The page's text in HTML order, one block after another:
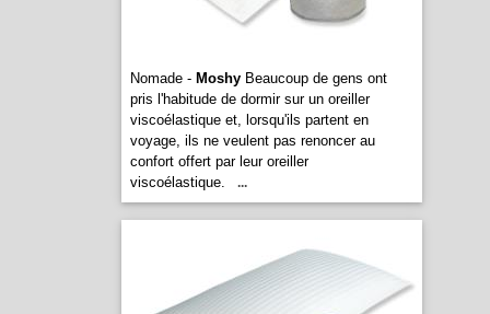
Nomade - MoshyBeaucoup de gens ont
pris l'habitude de dormir sur un oreiller
viscoélastique et, lorsqu'ils partent en
voyage, ils ne veulent pas renoncer au
confort offert par leur oreiller
viscoélastique.
...